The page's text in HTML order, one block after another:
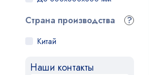
Страна производства ?
Китай
Наши контакты